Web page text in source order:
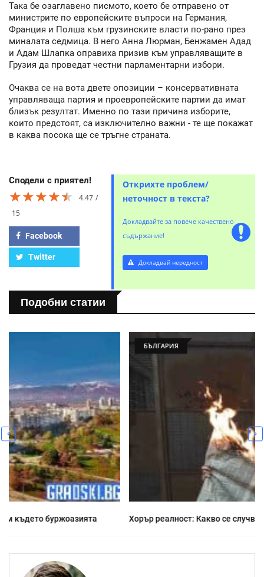
Така бе озаглавено писмото, което бе отправено от
министрите по европейските въпроси на Германия,
Франция и Полша към грузинските власти по-рано през
миналата седмица. В него Анна Люрман, Бенжамен Адад
и Адам Шлапка оправиха призив към управляващите в
Грузия да проведат честни парламентарни избори.
Очаква се на вота двете опозиции – консервативната
управляваща партия и проевропейските партии да имат
близък резултат. Именно по тази причина изборите,
които предстоят, са изключително важни - те ще покажат
в каква посока ще се тръгне страната.
Сподели с приятел!
★★★★★
★★★★★
★★★★★
4.47
15
Facebook
Twitter
Открихте проблем/
неточност в текста?
Докладвайте за повече качествено
съдържание!
Докладвай нередност
Подобни статии
Хорър реалност: Какво се случва напоследък у нас